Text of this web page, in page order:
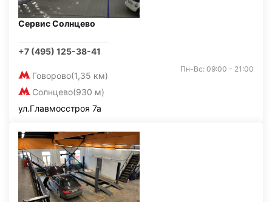
Сервис Солнцево
+7 (495) 125-38-41
Говорово(1,35 км)
Солнцево(930 м)
Пн-Вс: 09:00 - 21:00
ул.Главмосстроя 7а